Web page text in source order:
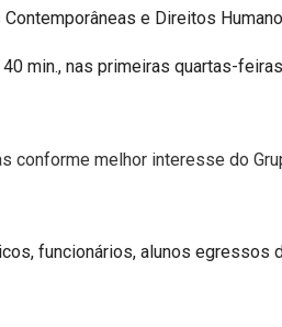
e Direitos
min., nas primeiras quartas-
conforme melhor interesse do
funcionários, alunos egressos